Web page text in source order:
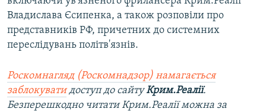
Владислава Єсипенка, а також розповіли про
представників РФ, причетних до системних
переслідувань політв'язнів.
Роскомнагляд (Роскомнадзор) намагається
заблокуватидоступ до сайтуКрим.Реалії.
Безперешкодно читати Крим.Реалії можна за